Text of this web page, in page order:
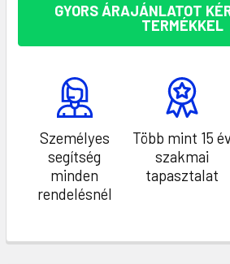
GYORS ÁRAJÁNLATOT
TERMÉKKEL
Személyes
segítség
minden
rendelésnél
Több mint 15
szakmai
tapasztalat